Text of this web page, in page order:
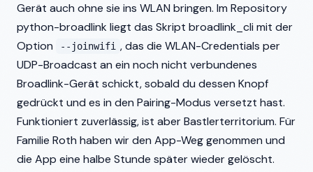
Gerät auch ohne sie ins WLAN bringen. Im Repository
python-broadlink liegt das Skript broadlink_cli mit der
Option
--joinwifi , das die WLAN-Credentials per
UDP-Broadcast an ein noch nicht verbundenes
Broadlink-Gerät schickt, sobald du dessen Knopf
gedrückt und es in den Pairing-Modus versetzt hast.
Funktioniert zuverlässig, ist aber Bastlerterritorium. Für
Familie Roth haben wir den App-Weg genommen und
die App eine halbe Stunde später wieder gelöscht.